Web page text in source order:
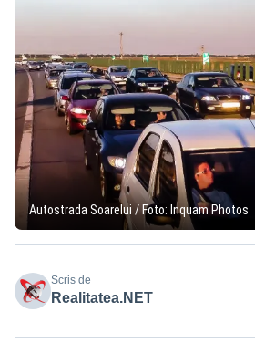
Autostrada Soarelui / Foto: Inquam Photos
Scris de
Realitatea.NET